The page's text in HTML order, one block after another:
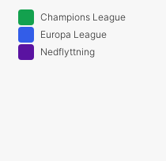
Champions League
Europa League
Nedflyttning